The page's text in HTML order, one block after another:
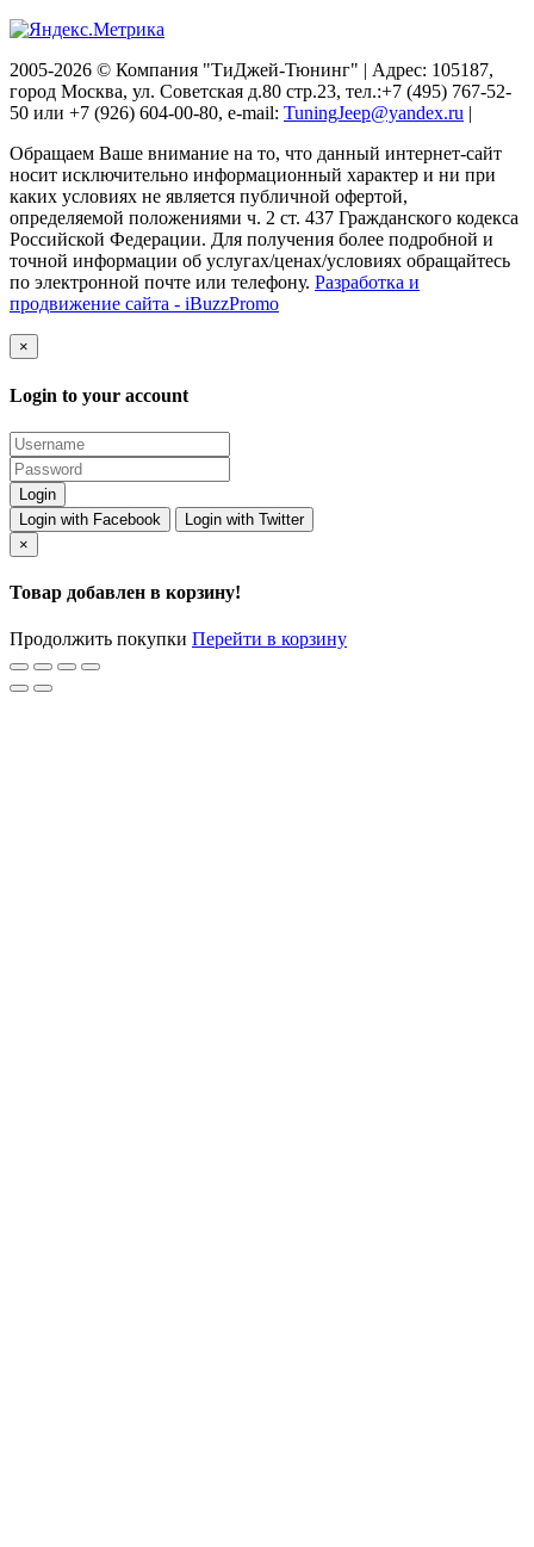
2005-2026 © Компания "ТиДжей-Тюнинг" | Адрес: 105187,
город Москва, ул. Советская д.80 стр.23, тел.:+7 (495) 767-52-
50 или +7 (926) 604-00-80, e-mail: TuningJeep@yandex.ru |
Обращаем Ваше внимание на то, что данный интернет-сайт
носит исключительно информационный характер и ни при
каких условиях не является публичной офертой,
определяемой положениями ч. 2 ст. 437 Гражданского кодекса
Российской Федерации. Для получения более подробной и
точной информации об услугах/ценах/условиях обращайтесь
по электронной почте или телефону. Разработка и
продвижение сайта - iBuzzPromo
×
Login to your account
Login with Facebook
Login with Twitter
×
Товар добавлен в корзину!
Продолжить покупки Перейти в корзину